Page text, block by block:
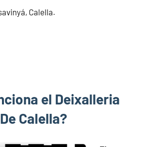
Calella.
el Deixalleria
Calella?